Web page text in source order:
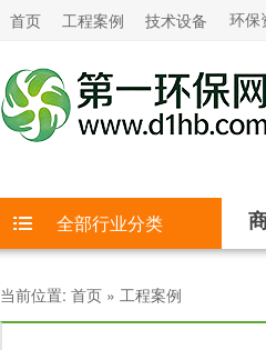
首页 工程案例 技术设备 环保
全部行业分类
当前位置: 首页 » 工程案例